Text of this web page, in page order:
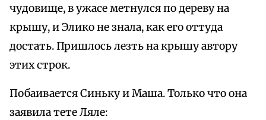
чудовище, в ужасе метнулся по дереву на
крышу, и Элико не знала, как его оттуда
достать. Пришлось лезть на крышу автору
этих строк.
Побаивается Синьку и Маша. Только что она
заявила тете Ляле: